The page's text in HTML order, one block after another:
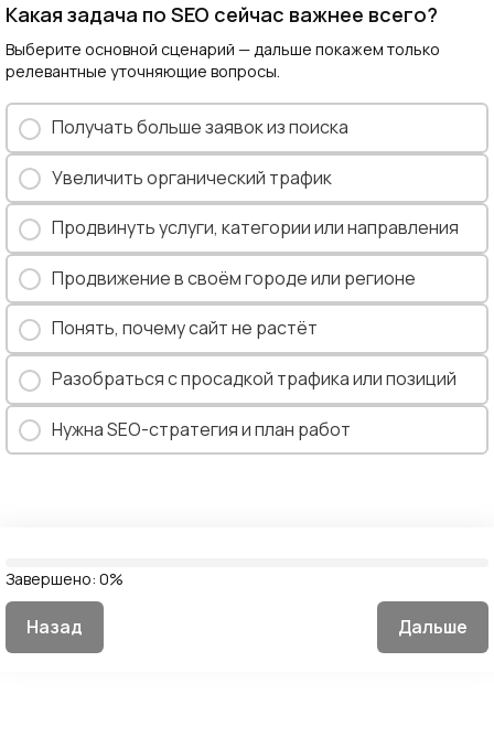
Какая задача по SEO сейчас важнее всего?
Выберите основной сценарий — дальше покажем только
релевантные уточняющие вопросы.
Получать больше заявок из поиска
Увеличить органический трафик
Продвинуть услуги, категории или направления
Продвижение в своём городе или регионе
Понять, почему сайт не растёт
Разобраться с просадкой трафика или позиций
Нужна SEO-стратегия и план работ
Завершено: 0%
Назад Дальше